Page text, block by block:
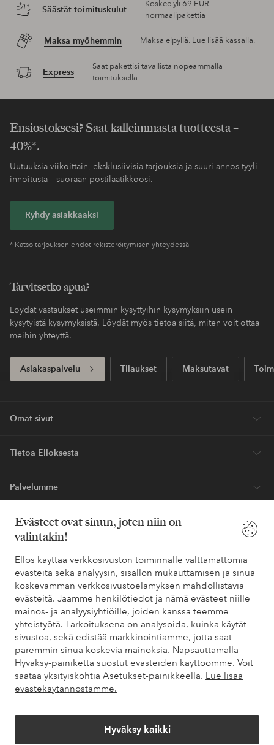
Evästeet ovat sinun, joten niin on
valintakin!
Ellos käyttää verkkosivuston toiminnalle välttämättömiä
evästeitä sekä analyysin, sisällön mukauttamisen ja sinua
koskevamman verkkosivustoelämyksen mahdollistavia
evästeitä. Jaamme henkilötiedot ja nämä evästeet niille
mainos- ja analyysiyhtiöille, joiden kanssa teemme
yhteistyötä. Tarkoituksena on analysoida, kuinka käytät
sivustoa, sekä edistää markkinointiamme, jotta saat
paremmin sinua koskevia mainoksia. Napsauttamalla
Hyväksy-painiketta suostut evästeiden käyttöömme. Voit
säätää yksityiskohtia Asetukset-painikkeella. Lue lisää
evästekäytännöstämme.
Hyväksy kaikki
Säästät toimituskulut
Koskee yli 69 EUR
normaalipakettia
Maksa myöhemmin Maksa elpyllä. Lue lisää kassalla.
Express
Saat pakettisi tavallista nopeammalla
toimituksella
Ensiostoksesi? Saat kalleimmasta tuotteesta –
40%*.
Uutuuksia viikoittain, eksklusiivisia tarjouksia ja suuri annos tyyli-
innoitusta – suoraan postilaatikkoosi.
Ryhdy asiakkaaksi
* Katso tarjouksen ehdot rekisteröitymisen yhteydessä
Tarvitsetko apua?
Löydät vastaukset useimmin kysyttyihin kysymyksiin usein
kysytyistä kysymyksistä. Löydät myös tietoa siitä, miten voit ottaa
meihin yhteyttä.
Asiakaspalvelu Tilaukset Maksutavat
Omat sivut
Tietoa Elloksesta
Palvelumme
Ehdot
Ystävät
Turvalliset maksut – maksa nyt tai erissä
Haluatko tietää lisää maksuvaihtoehdoistamme?
elpy elpy
Facebook Instagram Pinterest Youtube